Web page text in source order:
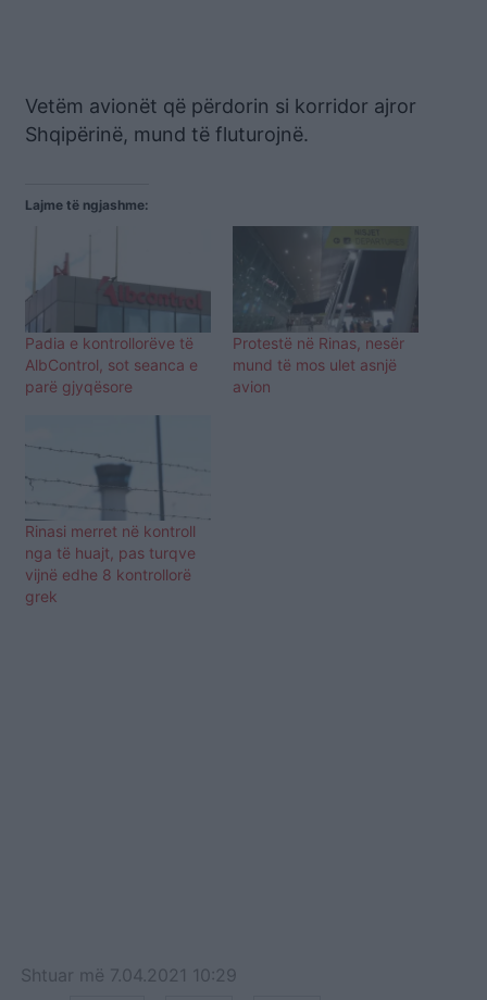
Vetëm avionët që përdorin si korridor ajror
Shqipërinë, mund të fluturojnë.
Lajme të ngjashme:
Padia e kontrollorëve të
AlbControl, sot seanca e
parë gjyqësore
Protestë në Rinas, nesër
mund të mos ulet asnjë
avion
Rinasi merret në kontroll
nga të huajt, pas turqve
vijnë edhe 8 kontrollorë
grek
Shtuar më 7.04.2021 10:29